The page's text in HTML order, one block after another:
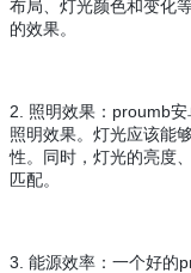
布局、灯光颜色和变化
的效果。
2. 照明效果：
照明效果。灯光应该
性。同时，灯光的亮
匹配。
3. 能源效率：一个好